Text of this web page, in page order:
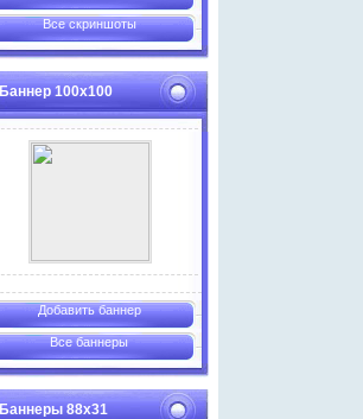
Все скриншоты
Баннер 100х100
Добавить баннер
Все баннеры
Баннеры 88х31